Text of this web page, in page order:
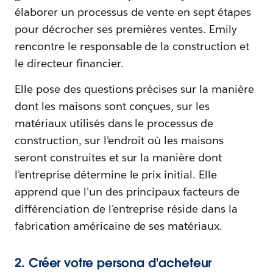
élaborer un processus de vente en sept étapes
pour décrocher ses premières ventes. Emily
rencontre le responsable de la construction et
le directeur financier.
Elle pose des questions précises sur la manière
dont les maisons sont conçues, sur les
matériaux utilisés dans le processus de
construction, sur l'endroit où les maisons
seront construites et sur la manière dont
l'entreprise détermine le prix initial. Elle
apprend que l'un des principaux facteurs de
différenciation de l'entreprise réside dans la
fabrication américaine de ses matériaux.
2. Créer votre persona d'acheteur